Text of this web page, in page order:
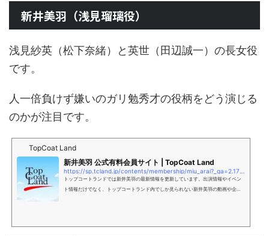
新井美羽（浅見瑠璃役）
浅見紗英（松下奈緒）と英世（田辺誠一）の長女役
です。
人一倍負けず嫌いのガリ勉秀才の役柄をどう演じる
のかが注目です。
TopCoat Land
新井美羽 公式有料会員サイト | TopCoat Land
トップコートランドでは新井美羽の最新情報を更新しています。出演情報やイベン
ト情報だけでなく、トップコートランド内でしか見られない新井美羽の動画や企画